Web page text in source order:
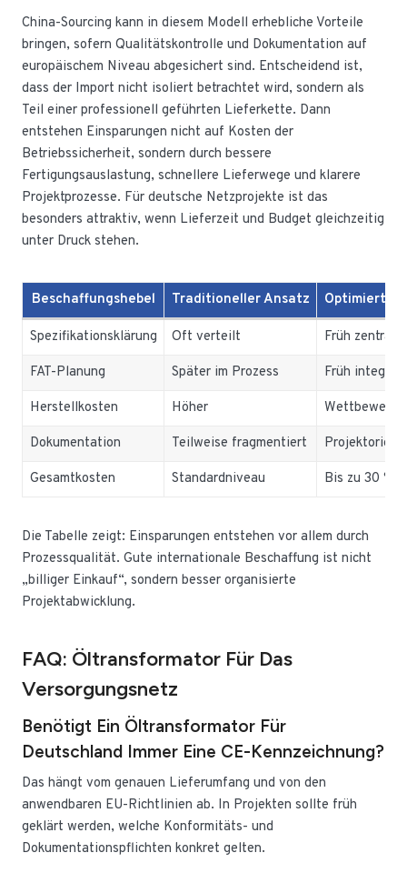
China-Sourcing kann in diesem Modell erhebliche Vorteile
bringen, sofern Qualitätskontrolle und Dokumentation auf
europäischem Niveau abgesichert sind. Entscheidend ist,
dass der Import nicht isoliert betrachtet wird, sondern als
Teil einer professionell geführten Lieferkette. Dann
entstehen Einsparungen nicht auf Kosten der
Betriebssicherheit, sondern durch bessere
Fertigungsauslastung, schnellere Lieferwege und klarere
Projektprozesse. Für deutsche Netzprojekte ist das
besonders attraktiv, wenn Lieferzeit und Budget gleichzeitig
unter Druck stehen.
Beschaffungshebel Traditioneller Ansatz Optimierter
Spezifikationsklärung Oft verteilt Früh
FAT-Planung Später im Prozess Früh
Herstellkosten Höher
Dokumentation Teilweise fragmentiert
Gesamtkosten Standardniveau Bis zu 30 %
Die Tabelle zeigt: Einsparungen entstehen vor allem durch
Prozessqualität. Gute internationale Beschaffung ist nicht
„billiger Einkauf“, sondern besser organisierte
Projektabwicklung.
FAQ: Öltransformator Für Das
Versorgungsnetz
Benötigt Ein Öltransformator Für
Deutschland Immer Eine CE-Kennzeichnung?
Das hängt vom genauen Lieferumfang und von den
anwendbaren EU-Richtlinien ab. In Projekten sollte früh
geklärt werden, welche Konformitäts- und
Dokumentationspflichten konkret gelten.